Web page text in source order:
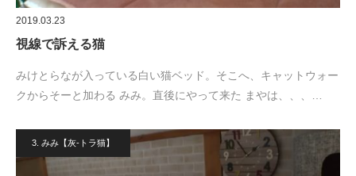
2019.03.23
視線で訴える猫
みけとらなが入っている白い猫ベッド。そこへ、キャットウォー
クからそーと加わる みみ。直後にやって来た まやは、、、…
3. みみ【灰-トラ猫】